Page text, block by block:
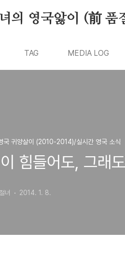
의 영국앓이 (前 품
TAG MEDIA LOG
국 귀양살이 (2010-2014)/실시간 영국 소식
힘들어도, 그래
녀 2014. 1. 8.